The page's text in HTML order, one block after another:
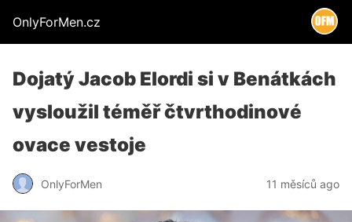
OnlyForMen.cz
Dojatý Jacob Elordi si v Benátkách
vysloužil téměř čtvrthodinové
ovace vestoje
OnlyForMen 11 měsíců ago